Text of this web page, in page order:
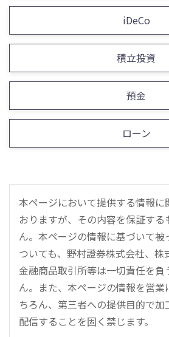
iDeCo
積立投資
預金
ローン
本ページにおいて提供する情報に
おりますが、その内容を保証する
ん。本ページの情報に基づいて
ついても、野村證券株式会社、株
金融商品取引所等は一切責任を負
ん。また、本ページの情報を営業
ちろん、第三者への提供目的で
配信することを固く禁じます。